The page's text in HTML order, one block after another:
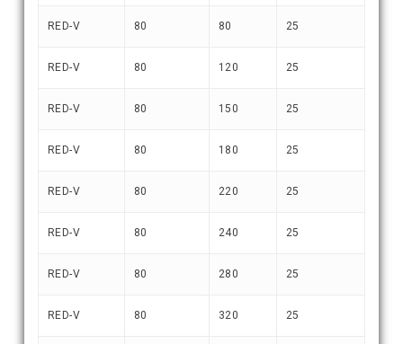
RED-V 80 80 25
RED-V 80 120 25
RED-V 80 150 25
RED-V 80 180 25
RED-V 80 220 25
RED-V 80 240 25
RED-V 80 280 25
RED-V 80 320 25